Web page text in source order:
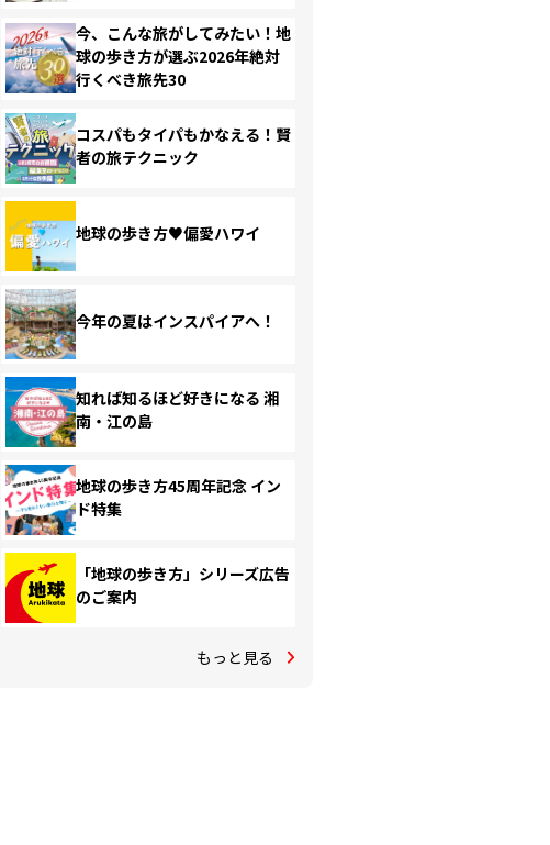
今、こんな旅がしてみたい！地
球の歩き方が選ぶ2026年絶対
行くべき旅先30
コスパもタイパもかなえる！賢
者の旅テクニック
地球の歩き方♥偏愛ハワイ
今年の夏はインスパイアへ！
知れば知るほど好きになる 湘
南・江の島
地球の歩き方45周年記念 イン
ド特集
「地球の歩き方」シリーズ広告
のご案内
もっと見る